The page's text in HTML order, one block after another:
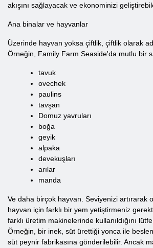
akışını sağlayacak ve ekonominizi
Ana binalar ve hayvanlar
Üzerinde hayvan yoksa çiftlik, çiftlik olarak
Örneğin, Family Farm Seaside'da mutlu bir
tavuk
ovechek
paulins
tavşan
Domuz yavruları
boğa
geyik
alpaka
devekuşları
arılar
manda
Ve daha birçok hayvan. Seviyenizi artırarak
hayvan için farklı bir yem yetiştirmeniz
farklı üretim makinelerinde kullanıldığını
Örneğin, bir inek, süt ürettiği yonca ile
süt peynir fabrikasına gönderilebilir. Ancak